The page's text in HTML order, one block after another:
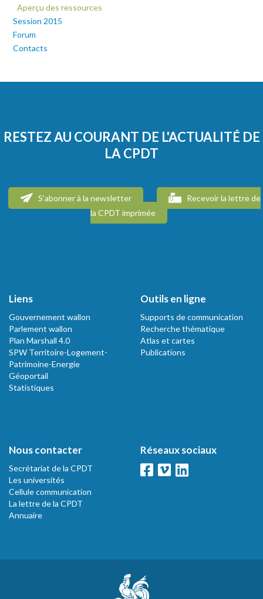
Aperçu des ressources
Session 2015
Forum
Contacts
RESTEZ AU COURANT DE L'ACTUALITÉ DE
LA CPDT
S'abonner à la newsletter
Recevoir la lettre de
la CPDT imprimée
Liens
Gouvernement wallon
Parlement wallon
Plan Marshall 4.0
SPW Territoire-Logement-
Patrimoine-Energie
Géoportail
Statistiques
Outils en ligne
Supports de communication
Recherche thématique
Atlas et cartes
Publications
Nous contacter
Secrétariat de la CPDT
Les universités
Cellule communication
La lettre de la CPDT
Annuaire
Réseaux sociaux